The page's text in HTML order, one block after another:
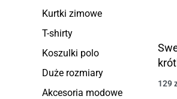
Kurtki zimowe
T-shirty
Koszulki polo
Duże rozmiary
Akcesoria modowe
129